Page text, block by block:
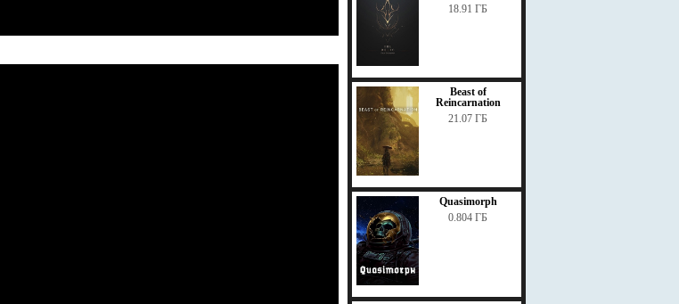
18.91 ГБ
Beast of
Reincarnation
21.07 ГБ
Quasimorph
0.804 ГБ